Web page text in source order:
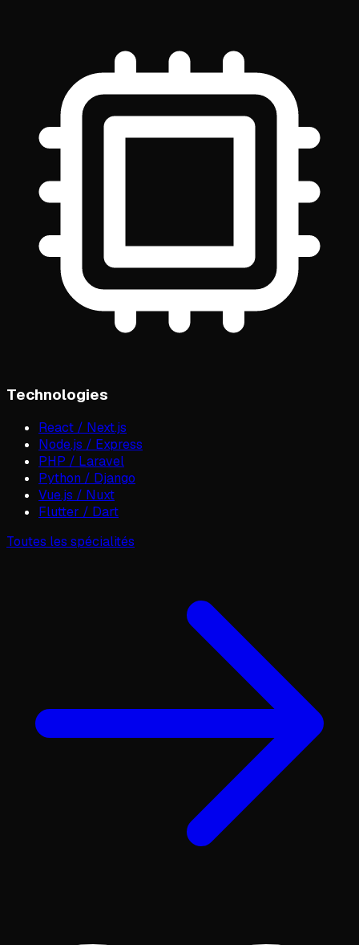
Technologies
React / Next.js
Node.js / Express
PHP / Laravel
Python / Django
Vue.js / Nuxt
Flutter / Dart
Toutes les spécialités